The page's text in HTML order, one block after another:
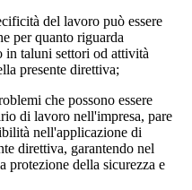
del lavoro può essere
per quanto riguarda
taluni settori od attività
presente direttiva;
che possono essere
di lavoro nell'impresa, pare
nell'applicazione di
direttiva, garantendo nel
protezione della sicurezza e